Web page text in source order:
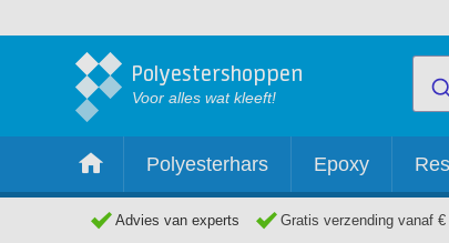
Polyestershoppen
Voor alles wat kleeft!
Polyesterhars Epoxy
Advies van experts Gratis verzending vanaf €